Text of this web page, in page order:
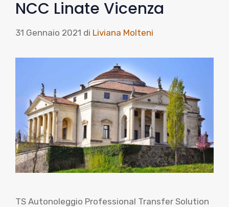
NCC Linate Vicenza
31 Gennaio 2021 di Liviana Molteni
TS Autonoleggio Professional Transfer Solution